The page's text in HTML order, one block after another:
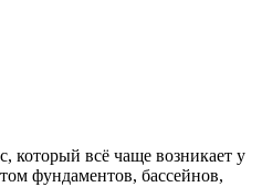
который всё чаще возникает у
фундаментов, бассейнов,